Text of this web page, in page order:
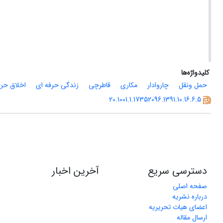
کلیدواژه‌ها
حمل ونقل
چاروادار مکاری قاطرچی زندگی حرفه ای
اخلاق
20.1001.1.17352096.1391.10.16.6.5
دسترسی سریع
صفحه اصلی
درباره نشریه
اعضای هیات تحریریه
ارسال مقاله
آخرین اخبار